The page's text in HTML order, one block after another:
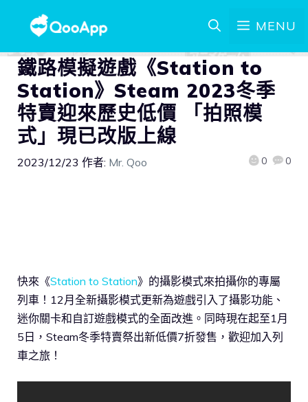
MENU
鐵路模擬遊戲《Station to
Station》Steam 2023冬季
特賣迎來歷史低價 「拍照模
式」現已改版上線
2023/12/23 作者: Mr. Qoo 0 0
快來《Station to Station》的攝影模式來拍攝你的專屬
列車！12月全新攝影模式更新為遊戲引入了攝影功能、
迷你關卡和自訂遊戲模式的全面改進。同時現在起至1月
5日，Steam冬季特賣祭出新低價7折發售，歡迎加入列
車之旅！